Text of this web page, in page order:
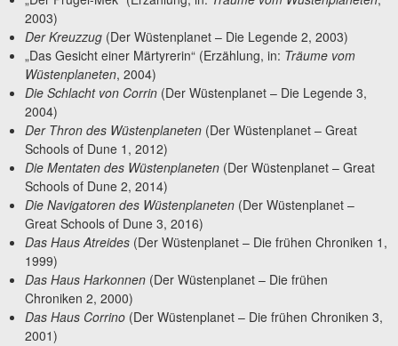
2003)
Der Kreuzzug (Der Wüstenplanet – Die Legende 2, 2003)
„Das Gesicht einer Märtyrerin“ (Erzählung, in: Träume vom
Wüstenplaneten, 2004)
Die Schlacht von Corrin (Der Wüstenplanet – Die Legende 3,
2004)
Der Thron des Wüstenplaneten (Der Wüstenplanet – Great
Schools of Dune 1, 2012)
Die Mentaten des Wüstenplaneten (Der Wüstenplanet – Great
Schools of Dune 2, 2014)
Die Navigatoren des Wüstenplaneten (Der Wüstenplanet –
Great Schools of Dune 3, 2016)
Das Haus Atreides (Der Wüstenplanet – Die frühen Chroniken 1,
1999)
Das Haus Harkonnen (Der Wüstenplanet – Die frühen
Chroniken 2, 2000)
Das Haus Corrino (Der Wüstenplanet – Die frühen Chroniken 3,
2001)